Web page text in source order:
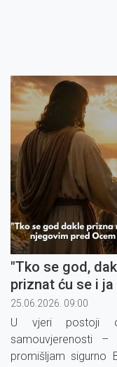
"Tko se god,
priznat ću se i
na nebesima" (4)
25.06.2026. 09:00
U vjeri postoji
samouvjerenosti
promišljam sigurno